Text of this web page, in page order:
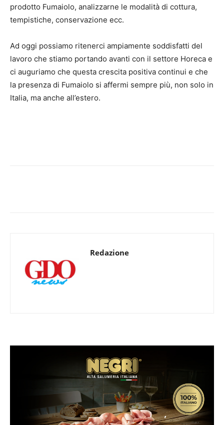
prodotto Fumaiolo, analizzarne le modalità di cottura,
tempistiche, conservazione ecc.
Ad oggi possiamo ritenerci ampiamente soddisfatti del
lavoro che stiamo portando avanti con il settore Horeca e
ci auguriamo che questa crescita positiva continui e che
la presenza di Fumaiolo si affermi sempre più, non solo in
Italia, ma anche all’estero.
Redazione